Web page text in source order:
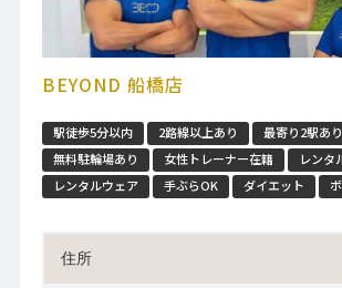
BEYOND 船橋店
駅徒歩5分以内 2路線以上あり
最寄り2駅あり
無料駐輪場あり
女性トレーナー在籍
レンタ
レンタルウェア
手ぶらOK ダイエット
住所